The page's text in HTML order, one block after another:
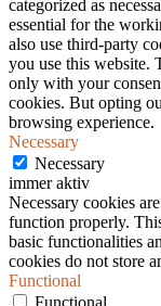
categorized as
essential for the
also use third-party
you use this website.
only with your
cookies. But opting
browsing experience.
Necessary
Necessary
immer aktiv
Necessary cookies
function properly.
basic functionalities
cookies do not store
Functional
Functional